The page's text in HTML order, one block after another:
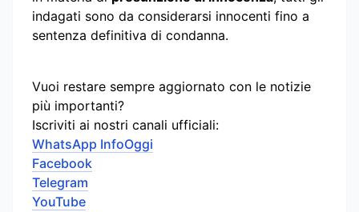
indagati sono da considerarsi innocenti fino a
sentenza definitiva di condanna.
Vuoi restare sempre aggiornato con le notizie
più importanti?
Iscriviti ai nostri canali ufficiali:
WhatsApp InfoOggi
Facebook
Telegram
YouTube